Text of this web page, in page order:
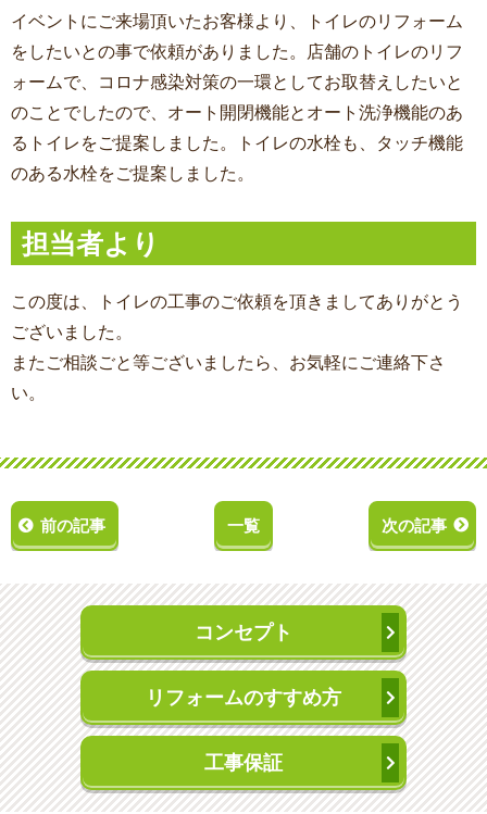
イベントにご来場頂いたお客様より、トイレのリフォーム
をしたいとの事で依頼がありました。店舗のトイレのリフ
ォームで、コロナ感染対策の一環としてお取替えしたいと
のことでしたので、オート開閉機能とオート洗浄機能のあ
るトイレをご提案しました。トイレの水栓も、タッチ機能
のある水栓をご提案しました。
担当者より
この度は、トイレの工事のご依頼を頂きましてありがとう
ございました。
またご相談ごと等ございましたら、お気軽にご連絡下さ
い。
前の記事 一覧 次の記事
コンセプト
リフォームのすすめ方
工事保証